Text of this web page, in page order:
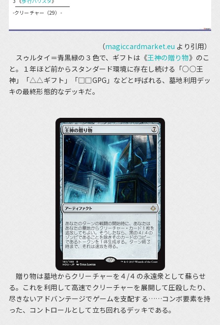
-クリーチャー（29）-
（magiccardmarket.eu より引用）
スゥルタイ＝青黒緑の３色で、ギフトは《王神の贈り物》のこ
と。１年ほど前からスタンダード環境に存在し続ける「○○王
神」「△△ギフト」「□□GPG」などと呼ばれる、墓地利用デッ
キの最終形態的なデッキだ。
贈り物は墓地からクリーチャーを４/４の永遠衆として蘇らせ
る。これを利用して高速でクリーチャーを展開して圧殺したり、
尽きないアドバンテージでゲームを支配する……コンボ要素を持
った、コントロールとして立ち回れるデッキである。